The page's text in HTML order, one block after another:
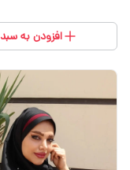
افزودن به سبد